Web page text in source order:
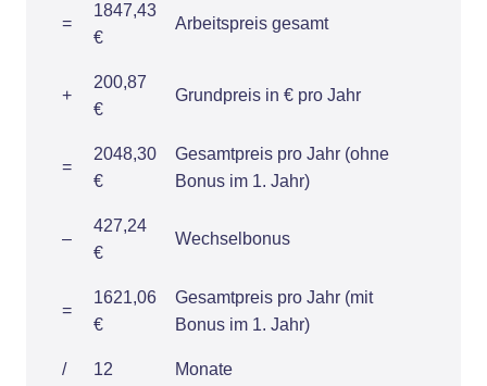
=
1847,43
€
Arbeitspreis gesamt
+
200,87
€
Grundpreis in € pro Jahr
=
2048,30
€
Gesamtpreis pro Jahr (ohne
Bonus im 1. Jahr)
–
427,24
€
Wechselbonus
=
1621,06
€
Gesamtpreis pro Jahr (mit
Bonus im 1. Jahr)
/ 12 Monate